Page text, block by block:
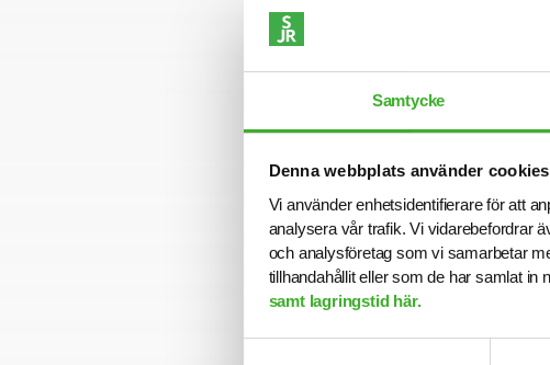
Samtycke
Denna webbplats använder cookies
Vi använder enhetsidentifierare för att
analysera vår trafik. Vi vidarebefordrar
och analysföretag som vi samarbetar
tillhandahållit eller som de har samlat in
samt lagringstid här.
• Effektivisering av
• Digital
• Arbete i
Det är meriterande
bank eller försäkring.
erfarenhet av
Personliga